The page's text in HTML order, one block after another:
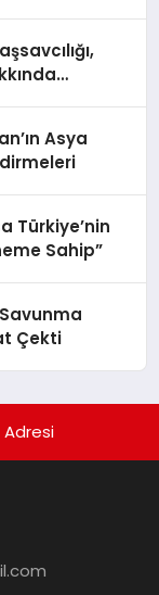
Asya
Türkiye’nin
Sahip”
Savunma
Çekti